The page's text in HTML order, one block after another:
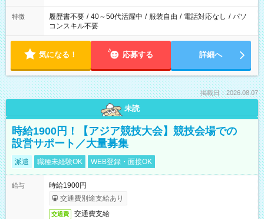
特徴 履歴書不要 / 40～50代活躍中 / 服装自由 / 電話対応なし / パソ
コンスキル不要
気になる！ 応募する 詳細へ
掲載日：2026.08.07
未読
時給1900円！【アジア競技大会】競技会場での
設営サポート／大量募集
派遣 職種未経験OK WEB登録・面接OK
給与
時給1900円
交通費別途支給あり
交通費 交通費支給